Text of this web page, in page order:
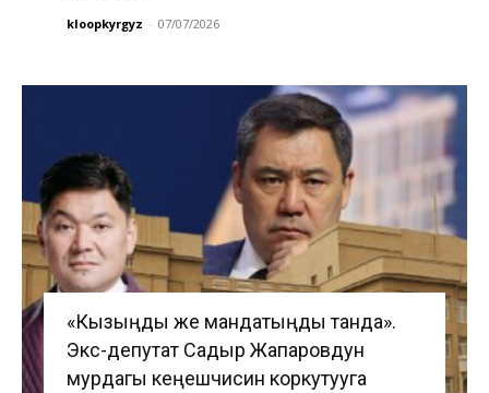
kloopkyrgyz - 07/07/2026
«Кызыңды же мандатыңды танда».
Экс-депутат Садыр Жапаровдун
мурдагы кеңешчисин коркутууга